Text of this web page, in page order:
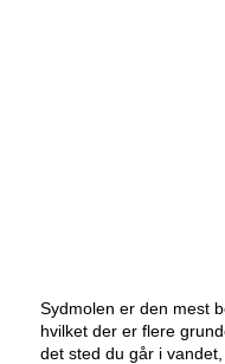
Sydmolen er den mest
hvilket der er flere
det sted du går i